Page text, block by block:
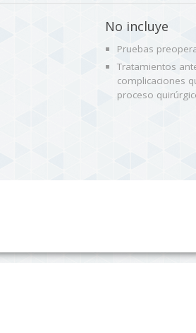
No incluye
Pruebas
Tratamientos
complicaciones
proceso